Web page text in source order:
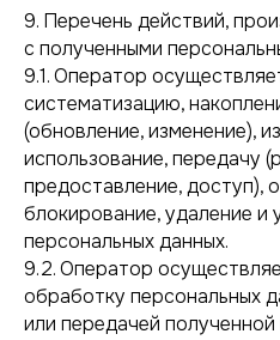
9. Перечень действий,
с полученными
9.1. Оператор
систематизацию,
(обновление, изменение),
использование, передачу
предоставление, доступ),
блокирование, удаление и
персональных данных.
9.2. Оператор
обработку персональных
или передачей